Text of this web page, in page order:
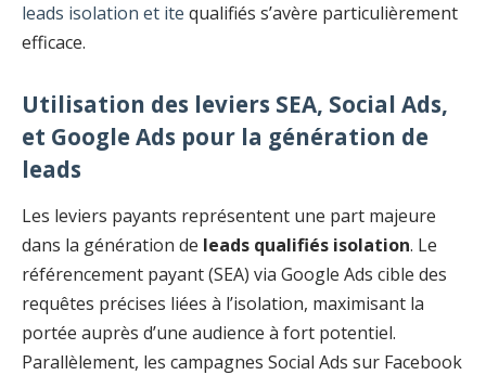
leads isolation et ite qualifiés s’avère particulièrement
efficace.
Utilisation des leviers SEA, Social Ads,
et Google Ads pour la génération de
leads
Les leviers payants représentent une part majeure
dans la génération de leads qualifiés isolation. Le
référencement payant (SEA) via Google Ads cible des
requêtes précises liées à l’isolation, maximisant la
portée auprès d’une audience à fort potentiel.
Parallèlement, les campagnes Social Ads sur Facebook